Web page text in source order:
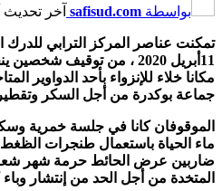
بواسطة safisud.com آخر تحديث
تمكنت عناصر المركز الترابي
11أبريل 2020 ، من توقيف
مكانا خلاء للإنزواء بأحد الدواوير
جماعة بوكدرة من أجل السكر وتقطير
الموقوفان كانا في جلسة خمرية
ماء الحياة باستعمال طنجرات
ضاربين عرض الحائط حرمة شهر
المتخدة من أجل الحد من إنتشار وباء